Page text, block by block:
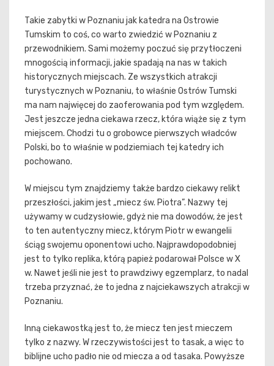
Takie zabytki w Poznaniu jak katedra na Ostrowie
Tumskim to coś, co warto zwiedzić w Poznaniu z
przewodnikiem. Sami możemy poczuć się przytłoczeni
mnogością informacji, jakie spadają na nas w takich
historycznych miejscach. Ze wszystkich atrakcji
turystycznych w Poznaniu, to właśnie Ostrów Tumski
ma nam najwięcej do zaoferowania pod tym względem.
Jest jeszcze jedna ciekawa rzecz, która wiąże się z tym
miejscem. Chodzi tu o grobowce pierwszych władców
Polski, bo to właśnie w podziemiach tej katedry ich
pochowano.
W miejscu tym znajdziemy także bardzo ciekawy relikt
przeszłości, jakim jest „miecz św. Piotra”. Nazwy tej
używamy w cudzysłowie, gdyż nie ma dowodów, że jest
to ten autentyczny miecz, którym Piotr w ewangelii
ściąg swojemu oponentowi ucho. Najprawdopodobniej
jest to tylko replika, którą papież podarował Polsce w X
w. Nawet jeśli nie jest to prawdziwy egzemplarz, to nadal
trzeba przyznać, że to jedna z najciekawszych atrakcji w
Poznaniu.
Inną ciekawostką jest to, że miecz ten jest mieczem
tylko z nazwy. W rzeczywistości jest to tasak, a więc to
biblijne ucho padło nie od miecza a od tasaka. Powyższe